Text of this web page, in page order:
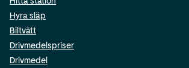
Hyra släp
Biltvätt
Drivmedelspriser
Drivmedel